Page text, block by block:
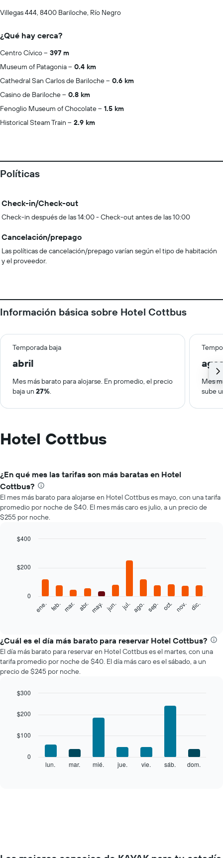
Villegas 444, 8400 Bariloche, Río Negro
¿Qué hay cerca?
Centro Cívico
397 m
Museum of Patagonia
0.4 km
Cathedral San Carlos de Bariloche
0.6 km
Casino de Bariloche
0.8 km
Fenoglio Museum of Chocolate
1.5 km
Historical Steam Train
2.9 km
Políticas
Check-in/Check-out
Check-in después de las 14:00 - Check-out antes de las 10:00
Cancelación/prepago
Las políticas de cancelación/prepago varían según el tipo de habitación
y el proveedor.
Información básica sobre Hotel Cottbus
Temporada baja
abril
Mes más barato para alojarse. En promedio, el precio
baja un 27%.
Mes
sube
Hotel Cottbus
¿En qué mes las tarifas son más baratas en Hotel
Cottbus?
El mes más barato para alojarse en Hotel Cottbus es mayo, con una tarifa
promedio por noche de $40. El mes más caro es julio, a un precio de
$255 por noche.
with
siguiente
el
precio
promedio
de
una
por
El
muestra
Y
ene. feb. mar. abr. may. jun. jul. ago. sep. oct. nov. dic.
0
$200
$400
¿Cuál es el día más barato para reservar Hotel Cottbus?
El día más barato para reservar en Hotel Cottbus es el martes, con una
tarifa promedio por noche de $40. El día más caro es el sábado, a un
precio de $245 por noche.
chart
with
bars.
graphic.
lun. mar. mié. jue. vie. sáb. dom.
0
$100
$200
$300